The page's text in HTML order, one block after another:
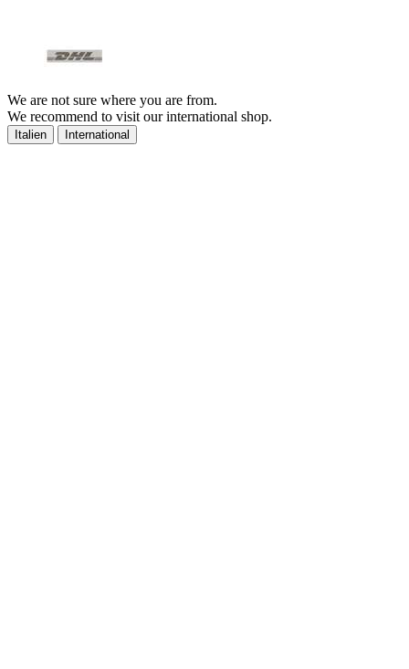
We are not sure where you are from.
We recommend to visit our international shop.
Italien International